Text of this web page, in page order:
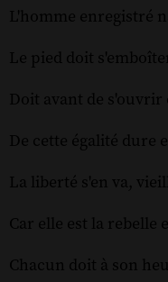
L'homme enregistré
Le pied doit
Doit avant de
De cette égalité dure
La liberté s'en va,
Car elle est la rebelle
Chacun doit à son